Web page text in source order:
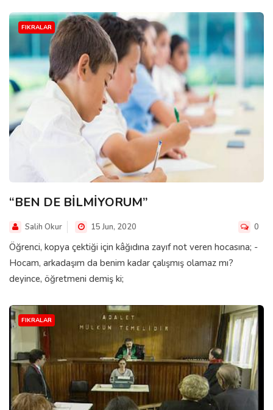
FIKRALAR
“BEN DE BİLMİYORUM”
Salih Okur 15 Jun, 2020 0
Öğrenci, kopya çektiği için kâğıdına zayıf not veren hocasına; -
Hocam, arkadaşım da benim kadar çalışmış olamaz mı?
deyince, öğretmeni demiş ki;
FIKRALAR